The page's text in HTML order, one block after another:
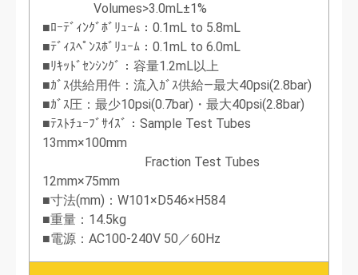
Volumes>3.0mL±1%
■ﾛｰﾃﾞｨﾝｸﾞﾎﾞﾘｭｰﾑ：0.1mL to 5.8mL
■ﾃﾞｨｽﾍﾟﾝｽﾎﾞﾘｭｰﾑ：0.1mL to 6.0mL
■ﾘｷｯﾄﾞｾﾝｼﾝｸﾞ：容量1.2mL以上
■ｶﾞｽ供給用件：流入ｶﾞｽ供給―最大40psi(2.8bar)
■ｶﾞｽ圧：最少10psi(0.7bar)・最大40psi(2.8bar)
■ﾃｽﾄﾁｭｰﾌﾞｻｲｽﾞ：Sample Test Tubes
13mm×100mm
Fraction Test Tubes
12mm×75mm
■寸法(mm)：W101×D546×H584
■重量：14.5kg
■電源：AC100-240V 50／60Hz